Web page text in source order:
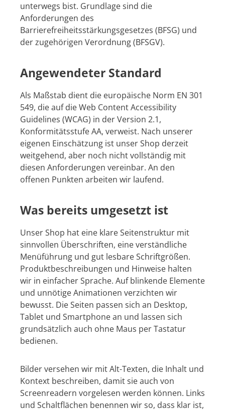
unterwegs bist. Grundlage sind die
Anforderungen des
Barrierefreiheitsstärkungsgesetzes (BFSG) und
der zugehörigen Verordnung (BFSGV).
Angewendeter Standard
Als Maßstab dient die europäische Norm EN 301
549, die auf die Web Content Accessibility
Guidelines (WCAG) in der Version 2.1,
Konformitätsstufe AA, verweist. Nach unserer
eigenen Einschätzung ist unser Shop derzeit
weitgehend, aber noch nicht vollständig mit
diesen Anforderungen vereinbar. An den
offenen Punkten arbeiten wir laufend.
Was bereits umgesetzt ist
Unser Shop hat eine klare Seitenstruktur mit
sinnvollen Überschriften, eine verständliche
Menüführung und gut lesbare Schriftgrößen.
Produktbeschreibungen und Hinweise halten
wir in einfacher Sprache. Auf blinkende Elemente
und unnötige Animationen verzichten wir
bewusst. Die Seiten passen sich an Desktop,
Tablet und Smartphone an und lassen sich
grundsätzlich auch ohne Maus per Tastatur
bedienen.
Bilder versehen wir mit Alt-Texten, die Inhalt und
Kontext beschreiben, damit sie auch von
Screenreadern vorgelesen werden können. Links
und Schaltflächen benennen wir so, dass klar ist,